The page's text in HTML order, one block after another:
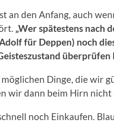
an den Anfang, auch
„Wer spätestens nach
für Deppen) noch
überprüfen
Dinge, die wir
wir dann beim Hirn nicht
noch Einkaufen.